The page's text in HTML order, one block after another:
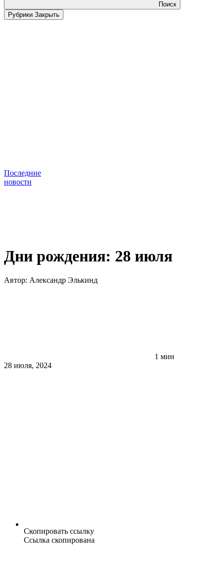
Поиск
Рубрики Закрыть
Последние
новости
Дни рождения: 28 июля
Автор: Александр Элькинд
1 мин
28 июля, 2024
Скопировать ссылку
Ссылка скопирована